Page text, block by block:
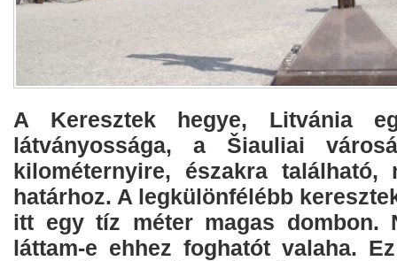
A Keresztek hegye, Litvánia
látványossága, a Šiauliai
kilométernyire, északra
határhoz. A legkülönfélébb
itt egy tíz méter magas dombon.
láttam-e ehhez foghatót valaha.